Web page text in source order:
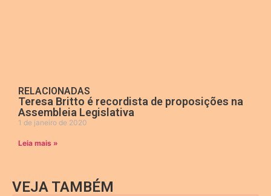
RELACIONADAS
Teresa Britto é recordista de proposições na
Assembleia Legislativa
1 de janeiro de 2020
Leia mais »
VEJA TAMBÉM